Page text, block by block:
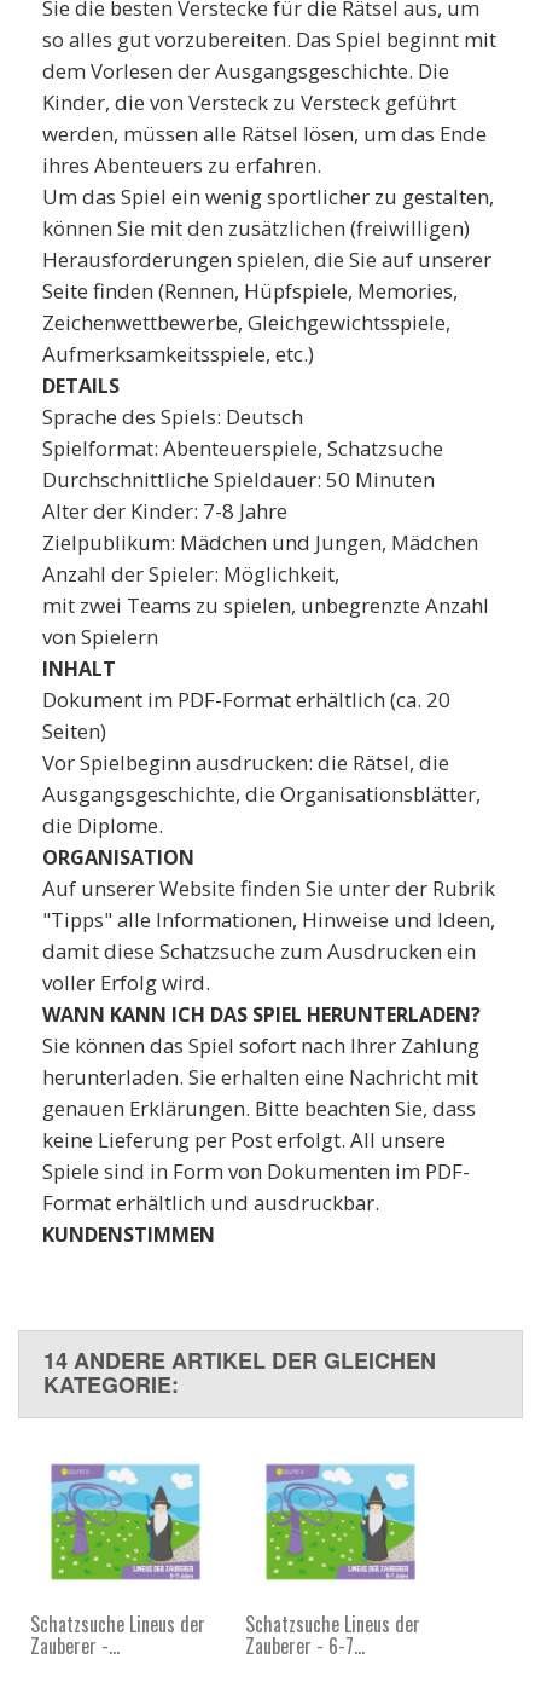
Sie die besten Verstecke für die Rätsel aus, um
so alles gut vorzubereiten. Das Spiel beginnt mit
dem Vorlesen der Ausgangsgeschichte. Die
Kinder, die von Versteck zu Versteck geführt
werden, müssen alle Rätsel lösen, um das Ende
ihres Abenteuers zu erfahren.
Um das Spiel ein wenig sportlicher zu gestalten,
können Sie mit den zusätzlichen (freiwilligen)
Herausforderungen spielen, die Sie auf unserer
Seite finden (Rennen, Hüpfspiele, Memories,
Zeichenwettbewerbe, Gleichgewichtsspiele,
Aufmerksamkeitsspiele, etc.)
DETAILS
Sprache des Spiels: Deutsch
Spielformat: Abenteuerspiele, Schatzsuche
Durchschnittliche Spieldauer: 50 Minuten
Alter der Kinder: 7-8 Jahre
Zielpublikum: Mädchen und Jungen, Mädchen
Anzahl der Spieler: Möglichkeit,
mit zwei Teams zu spielen, unbegrenzte Anzahl
von Spielern
INHALT
Dokument im PDF-Format erhältlich (ca. 20
Seiten)
Vor Spielbeginn ausdrucken: die Rätsel, die
Ausgangsgeschichte, die Organisationsblätter,
die Diplome.
ORGANISATION
Auf unserer Website finden Sie unter der Rubrik
"Tipps" alle Informationen, Hinweise und Ideen,
damit diese Schatzsuche zum Ausdrucken ein
voller Erfolg wird.
WANN KANN ICH DAS SPIEL HERUNTERLADEN?
Sie können das Spiel sofort nach Ihrer Zahlung
herunterladen. Sie erhalten eine Nachricht mit
genauen Erklärungen. Bitte beachten Sie, dass
keine Lieferung per Post erfolgt. All unsere
Spiele sind in Form von Dokumenten im PDF-
Format erhältlich und ausdruckbar.
KUNDENSTIMMEN
14 ANDERE ARTIKEL DER GLEICHEN
KATEGORIE:
Schatzsuche Lineus der
Zauberer -...
Schatzsuche Lineus der
Zauberer - 6-7...